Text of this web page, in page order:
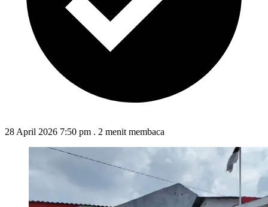
28 April 2026 7:50 pm . 2 menit membaca